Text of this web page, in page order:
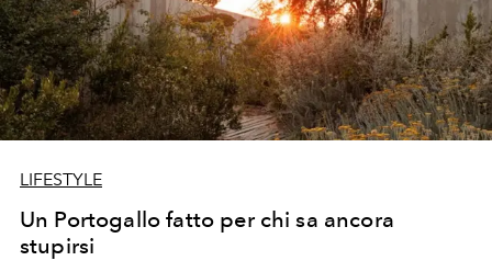
LIFESTYLE
Un Portogallo fatto per chi sa ancora
stupirsi